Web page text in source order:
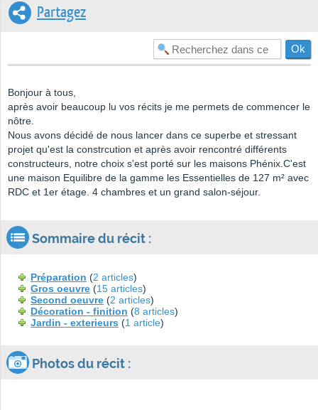
Partagez
Bonjour à tous,
après avoir beaucoup lu vos récits je me permets de commencer le
nôtre.
Nous avons décidé de nous lancer dans ce superbe et stressant
projet qu'est la constrcution et après avoir rencontré différents
constructeurs, notre choix s'est porté sur les maisons Phénix.C'est
une maison Equilibre de la gamme les Essentielles de 127 m² avec
RDC et 1er étage. 4 chambres et un grand salon-séjour.
Sommaire du récit :
Préparation (2 articles)
Gros oeuvre (15 articles)
Second oeuvre (2 articles)
Décoration - finition (8 articles)
Jardin - exterieurs (1 article)
Photos du récit :